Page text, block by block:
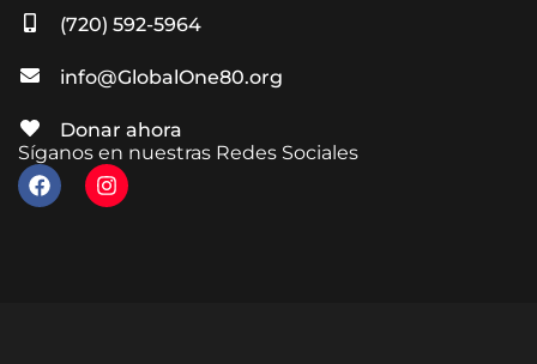
(720) 592-5964
info@GlobalOne80.org
Donar ahora
Síganos en nuestras Redes Sociales